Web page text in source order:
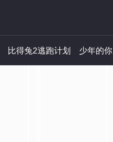
比得兔2逃跑计划 少年的你